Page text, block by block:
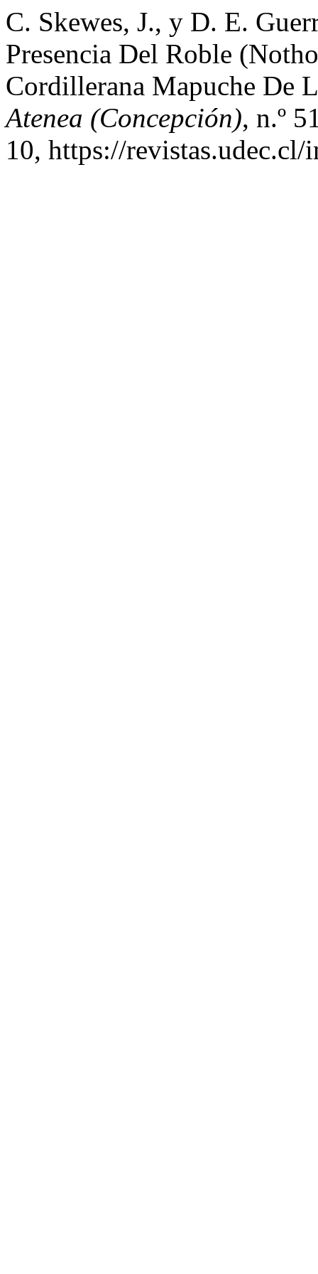
C. Skewes, J., y D. E.
Presencia Del Roble
Cordillerana Mapuche De
Atenea (Concepción), n.º
10, https://